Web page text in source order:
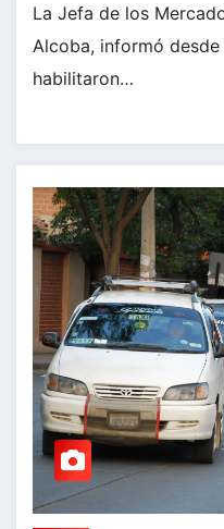
La Jefa de los
Alcoba, informó
habilitaron…